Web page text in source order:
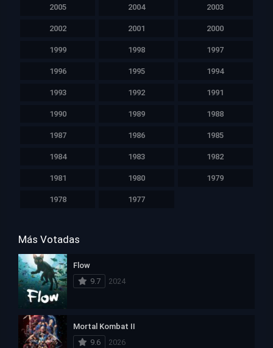
2005 2004 2003
2002 2001 2000
1999 1998 1997
1996 1995 1994
1993 1992 1991
1990 1989 1988
1987 1986 1985
1984 1983 1982
1981 1980 1979
1978 1977
Más Votadas
Flow
9.7
2024
Mortal Kombat II
9.6
2026